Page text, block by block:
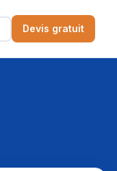
Devis gratuit